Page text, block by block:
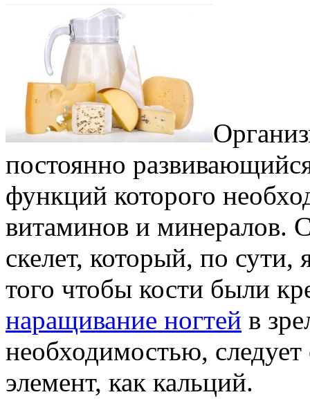
постоянно
функций которого
витаминов и минералов.
скелет, который, по сути,
того чтобы кости были
наращивание ногтей в
необходимостью,
элемент, как кальций.